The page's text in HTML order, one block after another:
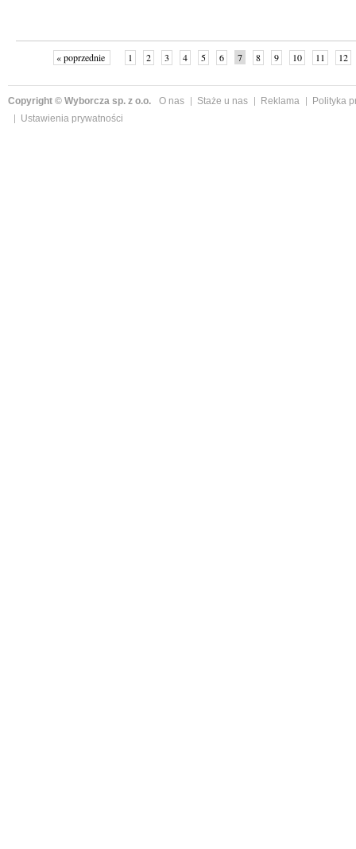
« poprzednie 1 2 3 4 5 6 7 8 9 10 11 12
Copyright © Wyborcza sp. z o.o. O nas Staże u nas Reklama
Polityka
Ustawienia prywatności